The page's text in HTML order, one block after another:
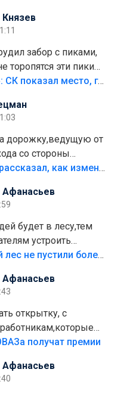
Князев
забор с пиками,
торопятся эти пики
«Попал на пику»: СК показал место, где был смертельно травмирован ребенок в Тольятти
дорожку,ведущую от
со стороны
слабо
и зимой
украли.
Глава Тольятти рассказал, как изменится парк Центрального района
Афанасьев
будет в лесу,тем
устроить
костры,тех
водители всё
Штрафы мизерные.
В тольяттинский лес не пустили более тысячи автомобилей
Афанасьев
открытку, с
отработали на
получат премии
Афанасьев